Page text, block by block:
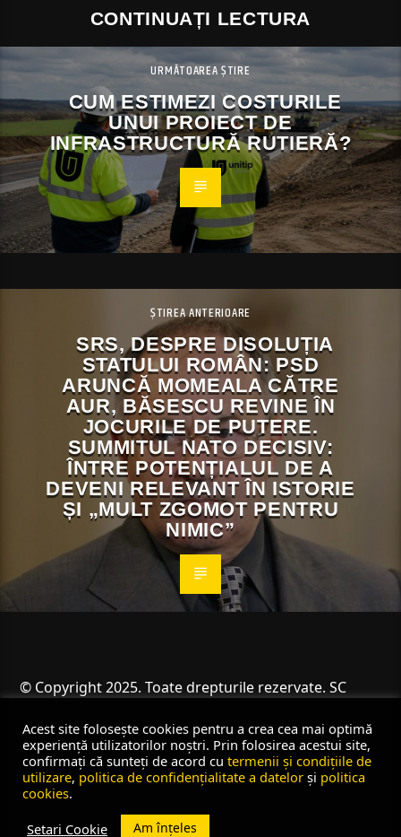
CONTINUAȚI LECTURA
URMĂTOAREA ȘTIRE
CUM ESTIMEZI COSTURILE
UNUI PROIECT DE
INFRASTRUCTURĂ RUTIERĂ?
ȘTIREA ANTERIOARE
SRS, DESPRE DISOLUȚIA
STATULUI ROMÂN: PSD
ARUNCĂ MOMEALA CĂTRE
AUR, BĂSESCU REVINE ÎN
JOCURILE DE PUTERE.
SUMMITUL NATO DECISIV:
ÎNTRE POTENȚIALUL DE A
DEVENI RELEVANT ÎN ISTORIE
ȘI „MULT ZGOMOT PENTRU
NIMIC”
© Copyright 2025. Toate drepturile rezervate. SC
Acest site folosește cookies pentru a crea cea mai optimă
experiență utilizatorilor noștri. Prin folosirea acestui site,
confirmați că sunteți de acord cu termenii și condițiile de
utilizare, politica de confidențialitate a datelor și politica
cookies.
Setari Cookie
Am înțeles